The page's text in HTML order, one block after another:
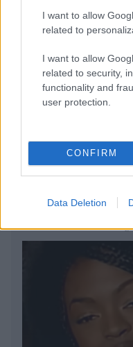
I want to allow
related to
I want to allow
related to security,
functionality and
user protection.
CONFIRM
Data Deletion
Οι Big 4 της
βρίσκουν τα
αεροδρομίου»
Η δουλειά με τα